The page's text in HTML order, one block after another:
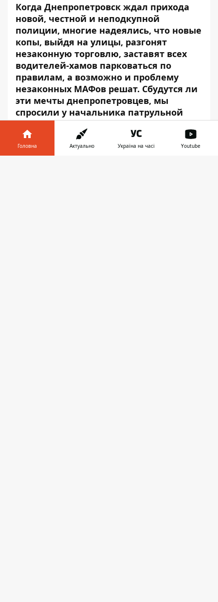
Когда Днепропетровск ждал прихода
новой, честной и неподкупной
полиции, многие надеялись, что новые
копы, выйдя на улицы, разгонят
незаконную торговлю, заставят всех
водителей-хамов парковаться по
правилам, а возможно и проблему
незаконных МАФов решат. Сбудутся ли
эти мечты днепропетровцев, мы
спросили у начальника патрульной
полиции Днепропетровска Владимира
Богониса. Это третья часть интервью.
Полную версию смотрите:
Головна Актуально Україна на часі Youtube